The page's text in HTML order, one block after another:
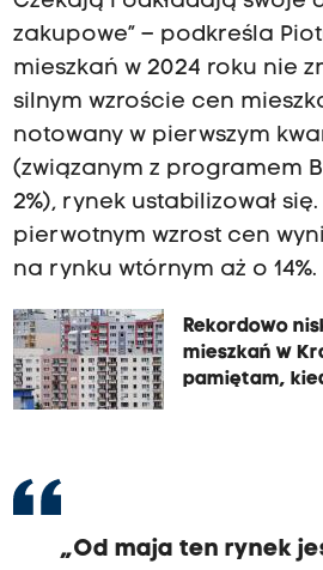
zakupowe” – podkreśla
mieszkań w 2024 roku nie
silnym wzroście cen
notowany w pierwszym
(związanym z programem
2%), rynek ustabilizował
pierwotnym wzrost cen
na rynku wtórnym aż o 14%.
Rekordowo
mieszkań w
pamiętam,
„Od maja ten rynek